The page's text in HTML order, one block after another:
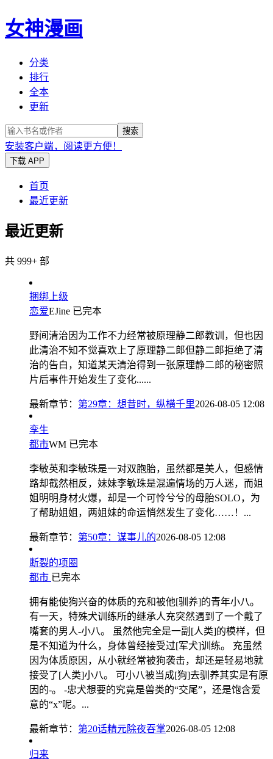
女神漫画
分类
排行
全本
更新
搜索
安装客户端，阅读更方便！
下载 APP
首页
最近更新
最近更新
共 999+ 部
捆绑上级
恋爱EJine 已完本
野间清治因为工作不力经常被原理静二郎教训，但也因
此清治不知不觉喜欢上了原理静二郎但静二郎拒绝了清
治的告白，知道某天清治得到一张原理静二郎的秘密照
片后事件开始发生了变化......
最新章节： 第29章：想昔时，纵横千里2026-08-05 12:08
孪生
都市WM 已完本
李敏英和李敏珠是一对双胞胎，虽然都是美人，但感情
路却截然相反，妹妹李敏珠是混遍情场的万人迷，而姐
姐明明身材火爆，却是一个可怜兮兮的母胎SOLO，为
了帮助姐姐，两姐妹的命运悄然发生了变化……！...
最新章节： 第50章：谋事儿的2026-08-05 12:08
断裂的项圈
都市 已完本
拥有能使狗兴奋的体质的充和被他[驯养]的青年小八。
有一天，特殊犬训练所的继承人充突然遇到了一个戴了
嘴套的男人-小八。 虽然他完全是一副[人类]的模样，但
是不知道为什么，身体曾经接受过[军犬]训练。 充虽然
因为体质原因，从小就经常被狗袭击，却还是轻易地就
接受了[人类]小八。 可小八被当成[狗]去驯养其实是有原
因的-。 -忠犬想要的究竟是兽类的“交尾”，还是饱含爱
意的“x”呢。...
最新章节： 第20话精元除夜吞掌2026-08-05 12:08
归来